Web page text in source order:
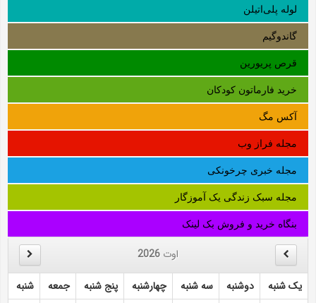
لوله‌ پلی‌اتیلن
گاندوگیم
قرص پریورین
خرید فارماتون کودکان
آکس مگ
مجله فراز وب
مجله خبری چرخونکی
مجله سبک زندگی یک آموزگار
بنگاه خرید و فروش بک لینک
اوت 2026
یک شنبه دوشنبه سه شنبه چهارشنبه پنج شنبه جمعه
شنبه